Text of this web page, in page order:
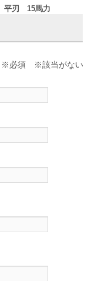
平刃 15馬力